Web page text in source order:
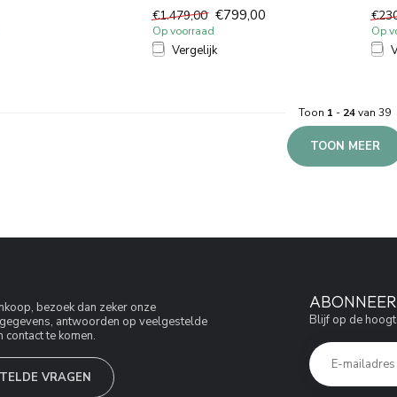
slimme thermostaatkraan en
plafo...
€1.479,00 €799,00
Op voorraad
Vergelijk
Op
Toon 1 - 24van 39
TOON MEER
bezoek dan zeker onze
antwoorden op veelgestelde
te komen.
VRAGEN
Blijf op de